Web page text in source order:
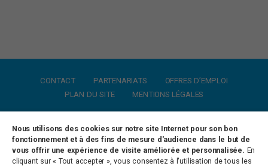
CONTACT PARTENARIATS
OFFRES D’EMPLOI
PLAN DU SITE
MENTIONS LÉGALES
Antenne de Paulhan
8 Rue de la Clairette
Nous utilisons des cookies sur notre site Internet pour son bon
fonctionnement et à des fins de mesure d'audience dans le but de
vous offrir une expérience de visite améliorée et personnalisée. En
cliquant sur « Tout accepter », vous consentez à l'utilisation de tous les